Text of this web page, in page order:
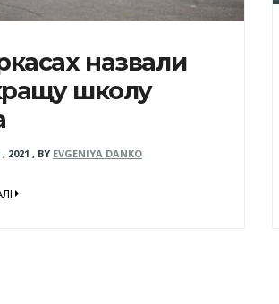
назвали
школу
2021 , BY EVGENIYA DANKO